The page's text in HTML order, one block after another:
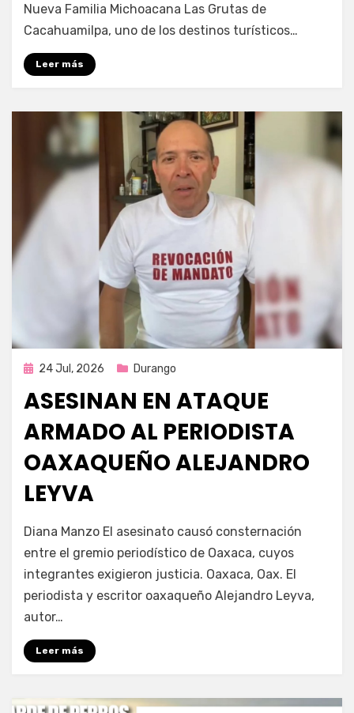
Nueva Familia Michoacana Las Grutas de
Cacahuamilpa, uno de los destinos turísticos…
Leer más
Publicada
24 Jul, 2026 Durango
ASESINAN EN ATAQUE
ARMADO AL PERIODISTA
OAXAQUEÑO ALEJANDRO
LEYVA
Fernando Miranda Servín
Diana Manzo El asesinato causó consternación
entre el gremio periodístico de Oaxaca, cuyos
integrantes exigieron justicia. Oaxaca, Oax. El
periodista y escritor oaxaqueño Alejandro Leyva,
autor…
Leer más